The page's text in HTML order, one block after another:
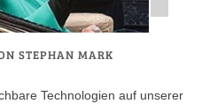
Technologien auf unserer
STEPHAN MARK